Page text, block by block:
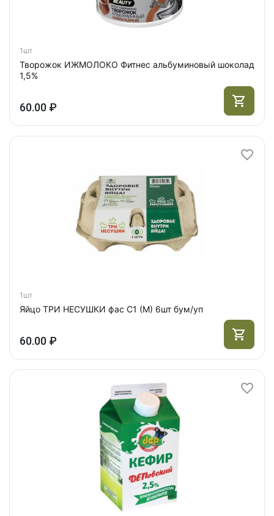
1шт
Творожок ИЖМОЛОКО Фитнес альбуминовый шоколад
1,5%
60.00 ₽
1шт
Яйцо ТРИ НЕСУШКИ фас С1 (М) 6шт бум/уп
60.00 ₽